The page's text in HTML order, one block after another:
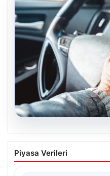
Emekliye ÖTV’siz
yasa çıkacak mı?
Piyasa Verileri